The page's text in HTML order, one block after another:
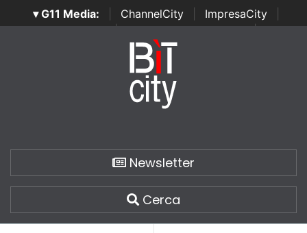
▾ G11 Media: ChannelCity ImpresaCity
SecurityOpenLab | Italian Channel Awards | Italian
Italian Security Awards
Newsletter
Cerca